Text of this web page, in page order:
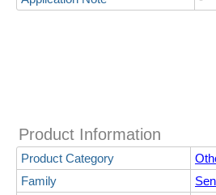
Product Information
Product Category
Family